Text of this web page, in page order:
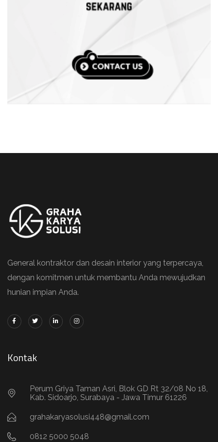
General kontraktor dan desain interior yang terpercaya,
dengan komitmen untuk membantu Anda mewujudkan
hunian impian Anda.
Kontak
Perum Griya Taman Asri, Blok GD Rt 32/08 No 18,
Kab. Sidoarjo, Surabaya - Jawa Timur 61226
grahakaryasolusi448@gmail.com
0812 5000 5048